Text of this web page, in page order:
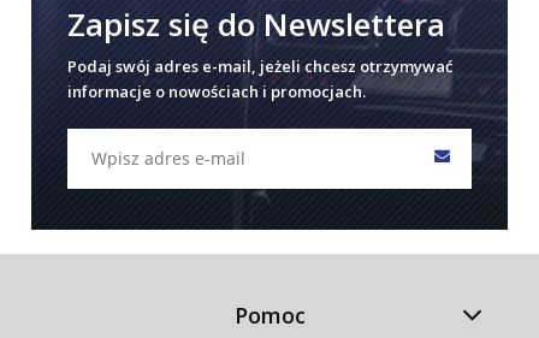
Zapisz się do Newslettera
Podaj swój adres e-mail, jeżeli chcesz otrzymywać
informacje o nowościach i promocjach.
Pomoc